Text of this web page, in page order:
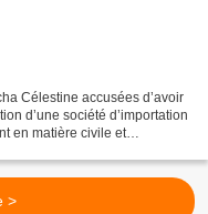
Célestine accusées d’avoir
d’une société d’importation
en matière civile et
>